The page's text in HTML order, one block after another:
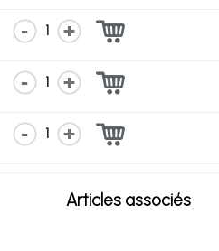
1
1
1
Articles associés